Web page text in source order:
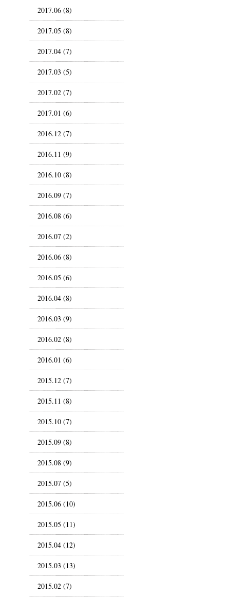
2017.06 (8)
2017.05 (8)
2017.04 (7)
2017.03 (5)
2017.02 (7)
2017.01 (6)
2016.12 (7)
2016.11 (9)
2016.10 (8)
2016.09 (7)
2016.08 (6)
2016.07 (2)
2016.06 (8)
2016.05 (6)
2016.04 (8)
2016.03 (9)
2016.02 (8)
2016.01 (6)
2015.12 (7)
2015.11 (8)
2015.10 (7)
2015.09 (8)
2015.08 (9)
2015.07 (5)
2015.06 (10)
2015.05 (11)
2015.04 (12)
2015.03 (13)
2015.02 (7)